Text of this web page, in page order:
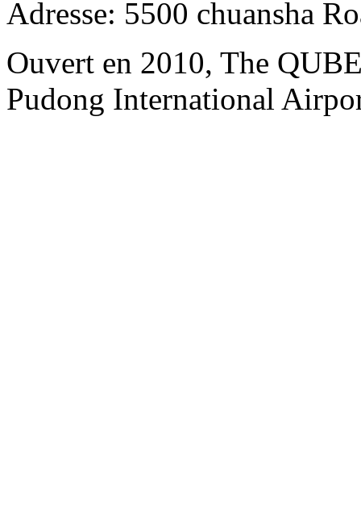
Adresse: 5500 chuansha
Ouvert en 2010, The
Pudong International